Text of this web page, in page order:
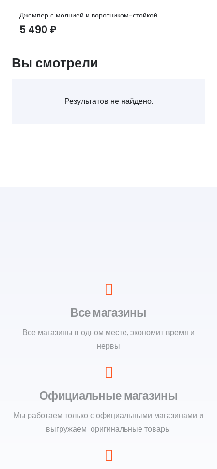
Джемпер с молнией и воротником-стойкой
5 490 ₽
Вы смотрели
Результатов не найдено.
Все магазины
Все магазины в одном месте, экономит время и
нервы
Официальные магазины
Мы работаем только с официальными магазинами и
выгружаем оригинальные товары